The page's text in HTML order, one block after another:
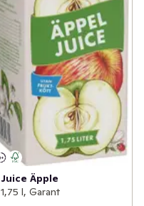
Juice Äpple
1,75 l, Garant